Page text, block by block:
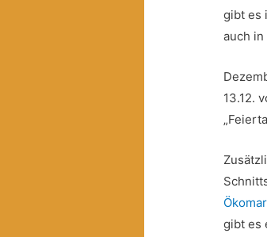
gibt es
auch in
13.12.
gibt es